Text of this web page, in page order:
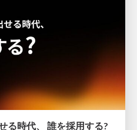
る時代、 誰を採用する?